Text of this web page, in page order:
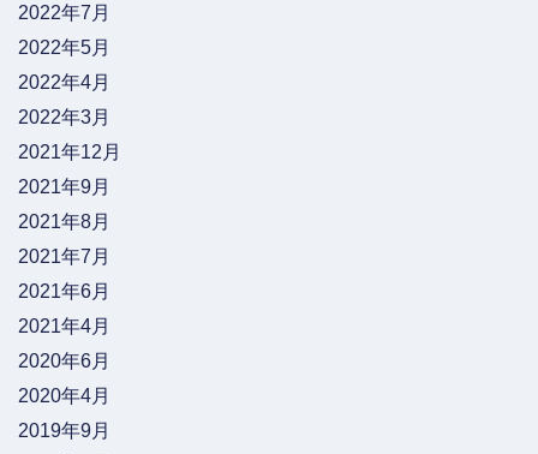
2022年7月
2022年5月
2022年4月
2022年3月
2021年12月
2021年9月
2021年8月
2021年7月
2021年6月
2021年4月
2020年6月
2020年4月
2019年9月